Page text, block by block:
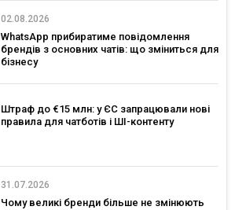
02.08.2026
WhatsApp прибиратиме повідомлення
брендів з основних чатів: що зміниться для
бізнесу
Штраф до €15 млн: у ЄС запрацювали нові
правила для чатботів і ШІ-контенту
31.07.2026
Чому великі бренди більше не змінюють